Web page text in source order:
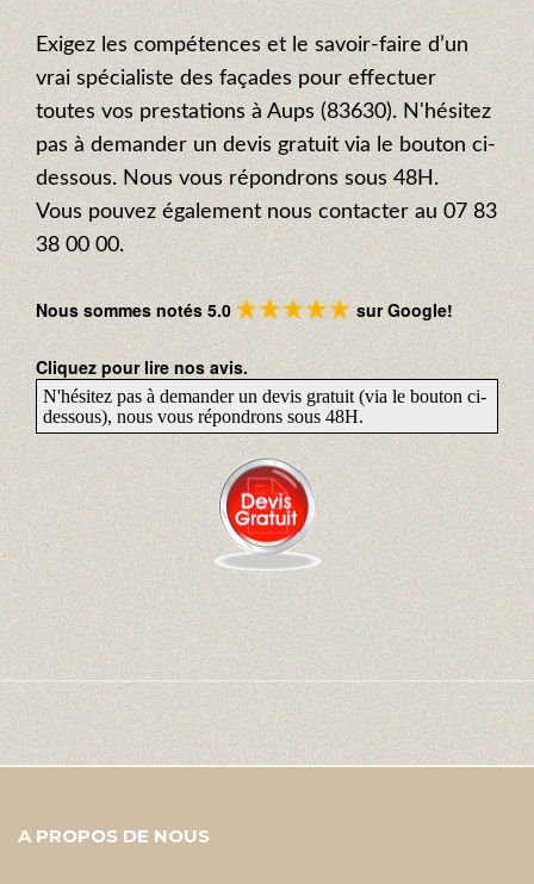
Exigez les compétences et le savoir-faire d’un
vrai spécialiste des façades pour effectuer
toutes vos prestations à Aups (83630). N'hésitez
pas à demander un devis gratuit via le bouton ci-
dessous. Nous vous répondrons sous 48H.
Vous pouvez également nous contacter au 07 83
38 00 00.
Nous sommes notés 5.0 sur Google!
Cliquez pour lire nos avis.
N'hésitez pas à demander un devis gratuit (via le bouton ci-
dessous), nous vous répondrons sous 48H.
A PROPOS DE NOUS